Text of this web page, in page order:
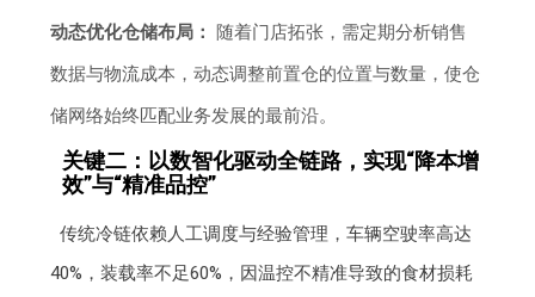
动态优化仓储布局：
随着门店拓张，需定期分析销售
数据与物流成本，动态调整前置仓的位置与数量，使仓
储网络始终匹配业务发展的最前沿。
关键二：以数智化驱动全链路，实现“降本增
效”与“精准品控”
传统冷链依赖人工调度与经验管理，车辆空驶率高达
40%，装载率不足60%，因温控不精准导致的食材损耗